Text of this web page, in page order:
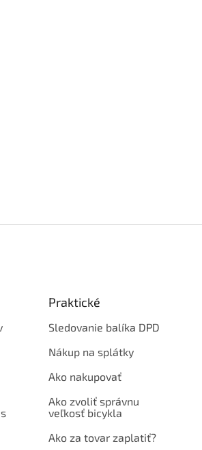
Praktické
Sledovanie balíka DPD
Nákup na splátky
Ako nakupovať
Ako zvoliť správnu
veľkosť bicykla
Ako za tovar zaplatiť?